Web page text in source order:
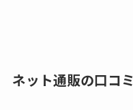
ネット通販の口コ